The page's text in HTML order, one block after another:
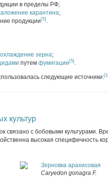
в пределы РФ;
карантина;
продукции [5] .
охлаждение зерна;
путем фумигации [5] .
следующие источники:
культур
связано с бобовыми культурами.
высокая специфичность
Зерновка арахисовая
Caryedon gonagra F.